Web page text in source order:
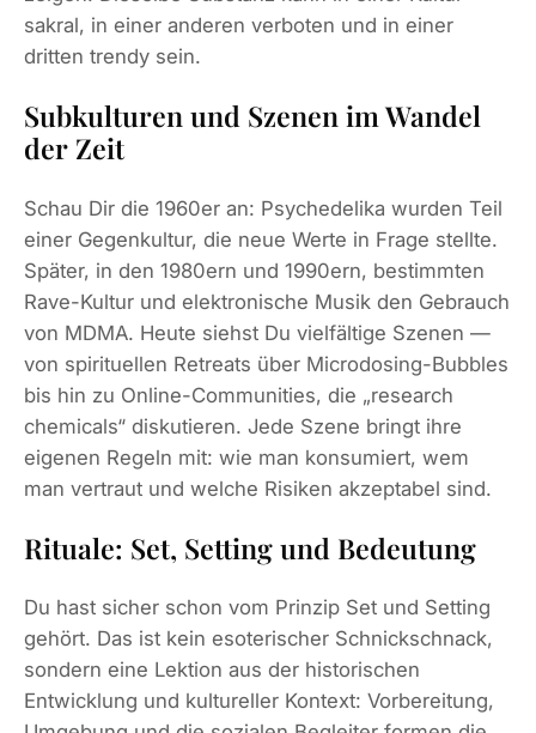
sakral, in einer anderen verboten und in einer
dritten trendy sein.
Subkulturen und Szenen im Wandel
der Zeit
Schau Dir die 1960er an: Psychedelika wurden Teil
einer Gegenkultur, die neue Werte in Frage stellte.
Später, in den 1980ern und 1990ern, bestimmten
Rave-Kultur und elektronische Musik den Gebrauch
von MDMA. Heute siehst Du vielfältige Szenen —
von spirituellen Retreats über Microdosing-Bubbles
bis hin zu Online-Communities, die „research
chemicals“ diskutieren. Jede Szene bringt ihre
eigenen Regeln mit: wie man konsumiert, wem
man vertraut und welche Risiken akzeptabel sind.
Rituale: Set, Setting und Bedeutung
Du hast sicher schon vom Prinzip Set und Setting
gehört. Das ist kein esoterischer Schnickschnack,
sondern eine Lektion aus der historischen
Entwicklung und kultureller Kontext: Vorbereitung,